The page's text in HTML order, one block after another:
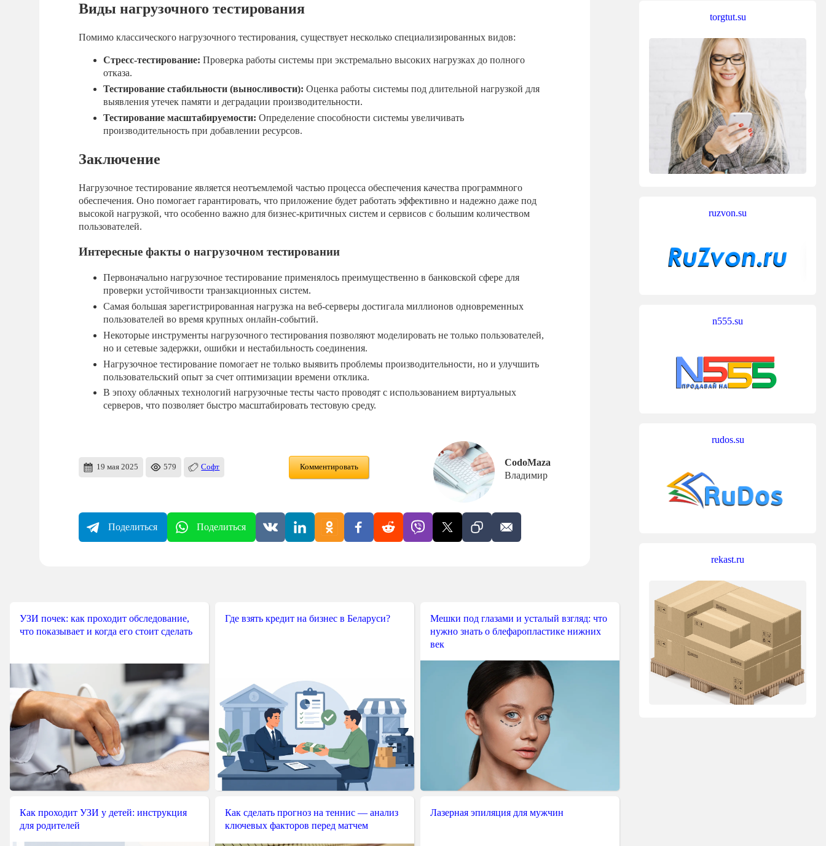
Виды нагрузочного тестирования
Помимо классического нагрузочного тестирования, существует несколько специализированных видов:
Стресс-тестирование: Проверка работы системы при экстремально высоких нагрузках до полного
отказа.
Тестирование стабильности (выносливости): Оценка работы системы под длительной нагрузкой для
выявления утечек памяти и деградации производительности.
Тестирование масштабируемости: Определение способности системы увеличивать
производительность при добавлении ресурсов.
Заключение
Нагрузочное тестирование является неотъемлемой частью процесса обеспечения качества программного
обеспечения. Оно помогает гарантировать, что приложение будет работать эффективно и надежно даже под
высокой нагрузкой, что особенно важно для бизнес-критичных систем и сервисов с большим количеством
пользователей.
Интересные факты о нагрузочном тестировании
Первоначально нагрузочное тестирование применялось преимущественно в банковской сфере для
проверки устойчивости транзакционных систем.
Самая большая зарегистрированная нагрузка на веб-серверы достигала миллионов одновременных
пользователей во время крупных онлайн-событий.
Некоторые инструменты нагрузочного тестирования позволяют моделировать не только пользователей,
но и сетевые задержки, ошибки и нестабильность соединения.
Нагрузочное тестирование помогает не только выявить проблемы производительности, но и улучшить
пользовательский опыт за счет оптимизации времени отклика.
В эпоху облачных технологий нагрузочные тесты часто проводят с использованием виртуальных
серверов, что позволяет быстро масштабировать тестовую среду.
19 мая 2025 579 Софт Комментировать
CodoMaza
Владимир
Поделиться Поделиться
УЗИ почек: как проходит обследование,
что показывает и когда его стоит сделать
Где взять кредит на бизнес в Беларуси?
Мешки под глазами и усталый взгляд: что
нужно знать о блефаропластике нижних
век
Как проходит УЗИ у детей: инструкция
для родителей
Как сделать прогноз на теннис — анализ
ключевых факторов перед матчем
Лазерная эпиляция для мужчин
torgtut.su
ruzvon.su
n555.su
rudos.su
rekast.ru